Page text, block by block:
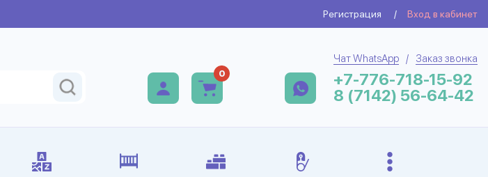
Регистрация / Вход в кабинет
0
Чат WhatsApp / Заказ звонка
+7-776-718-15-92
8 (7142) 56-64-42